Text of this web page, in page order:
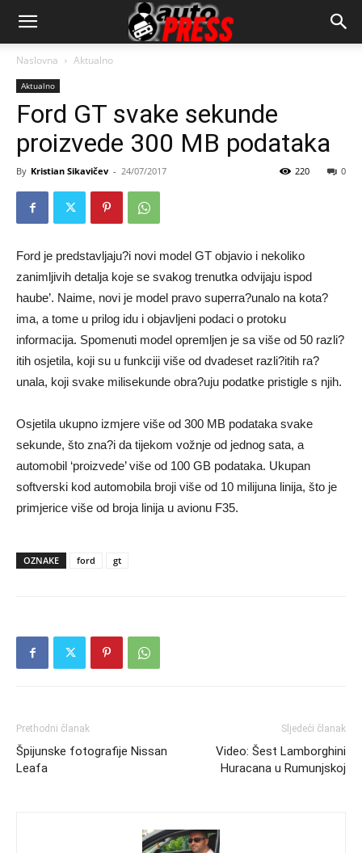
AutopressHR
Naslovna Aktualno
Aktualno
Ford GT svake sekunde
proizvede 300 MB podataka
By Kristian Sikavičev - 24/07/2017 0
220
Ford je predstavljaju?i novi model GT objavio i nekoliko
zanimljivih detalja koje se svakog trenutka odvijaju ispod
haube’. Naime, novi je model pravo superra?unalo na kota?
ima, a tome u prilog idu i objavljeni podaci o protoku
informacija. Spomenuti model opremljen je sa više od 50 razli?
itih osjetila, koji su u funkciji više od dvadeset razli?itih ra?
unala, koji svake milisekunde obra?uju podatke pristigle s njih.
Osjetila ukupno izmjere više od 300 MB podataka svake
sekunde, što zna?i da tijekom vožnje od jednog sata, a
automobil ‘proizvede’ više od 100 GB podataka. Ukupan
softverski kod automobila broji više od 10 milijuna linija, što je
primjerice više od broja linija u avionu F35.
OZNAKE ford gt
Prethodni članak
Špijunske fotografije Nissan
Leafa
Sljedeći članak
Video: Šest Lamborghini
Huracana u Rumunjskoj